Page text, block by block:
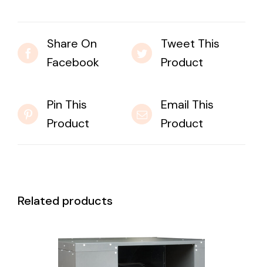
Share On
Facebook
Tweet This
Product
Pin This
Product
Email This
Product
Related products